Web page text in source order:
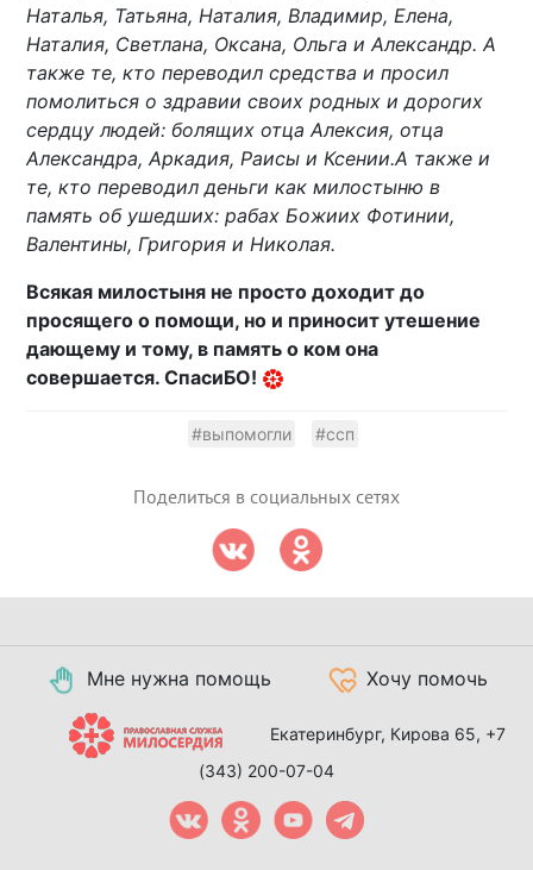
Наталья, Татьяна, Наталия, Владимир, Елена,
Наталия, Светлана, Оксана, Ольга и Александр. А
также те, кто переводил средства и просил
помолиться о здравии своих родных и дорогих
сердцу людей: болящих отца Алексия, отца
Александра, Аркадия, Раисы и Ксении.А также и
те, кто переводил деньги как милостыню в
память об ушедших: рабах Божиих Фотинии,
Валентины, Григория и Николая.
Всякая милостыня не просто доходит до
просящего о помощи, но и приносит утешение
дающему и тому, в память о ком она
совершается. СпасиБО!
#выпомогли #ссп
Поделиться в социальных сетях
Мне нужна помощь Хочу помочь
Екатеринбург, Кирова 65, +7
(343) 200-07-04